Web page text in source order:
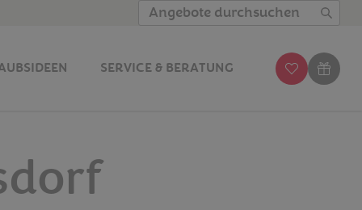
Angebote durchsuchen
SERVICE & BERATUNG